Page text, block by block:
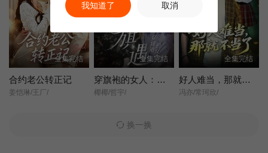
全集完结
合约老公转正记
姜恺琳/王厂/
全集完结
穿旗袍的女人：旗遇
椰椰/哲宇/
全集完结
好人难当，那就不当了
冯亦/常珂欣/
换一换
我知道了 取消